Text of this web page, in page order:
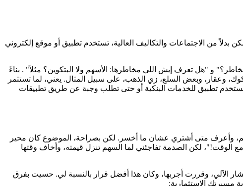
من الاجتماعات والتكاليف العالية، تستخدم تطبيق أو موقع إلكتروني
و "هل تعرف إيش اللي مخاطرها: الأسهم ولا البتكوين؟ مثلاً" . بناءً
وعقار، وبعض السلع، زي الذهب، على سبيل المثال. يعني، لما تستثمر
تطبيق للخدمات البنكية أو حتى تطلب وجبة عن طريق تطبيقات
وأعرف متى أشتري عشان ما أخسر. لكن بصراحة، الموضوع كان محير
الوقت!"، لكن الصدمة تفاجئني لما السهم تنزل قيمته، وأخاف وقتها
الآلي، وقررت أجربها، وكان هذا أفضل قرار بالنسبة لي. حسيت بفرق
مسيرتك الاستثمارية: